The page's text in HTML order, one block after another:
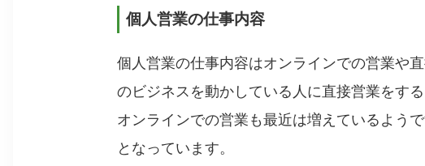
個人営業の仕事内容
個人営業の仕事内容はオンラインでの営業や
のビジネスを動かしている人に直接営業をする
オンラインでの営業も最近は増えているよう
となっています。